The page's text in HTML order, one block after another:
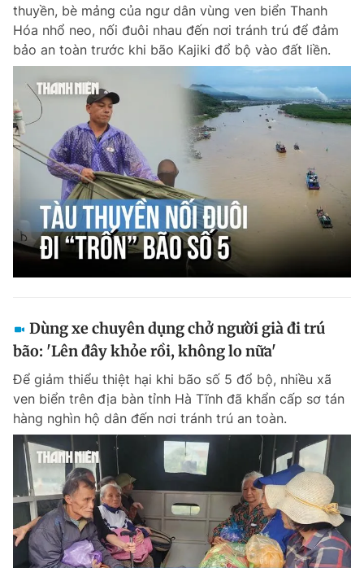
thuyền, bè mảng của ngư dân vùng ven biển Thanh
Hóa nhổ neo, nối đuôi nhau đến nơi tránh trú để đảm
bảo an toàn trước khi bão Kajiki đổ bộ vào đất liền.
Dùng xe chuyên dụng chở người già đi trú
bão: 'Lên đây khỏe rồi, không lo nữa'
Để giảm thiểu thiệt hại khi bão số 5 đổ bộ, nhiều xã
ven biển trên địa bàn tỉnh Hà Tĩnh đã khẩn cấp sơ tán
hàng nghìn hộ dân đến nơi tránh trú an toàn.